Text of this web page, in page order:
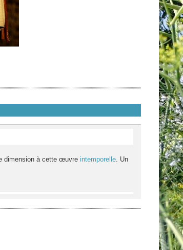
dimension à cette œuvre intemporelle. Un